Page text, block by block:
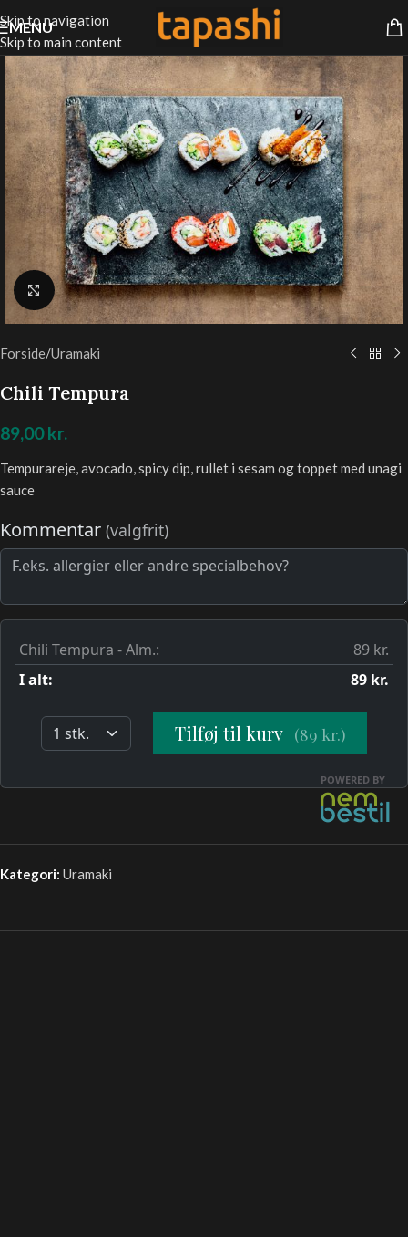
Skip to navigation
Skip to main content
MENU
Klik for at forstørre
Forside/Uramaki
Chili Tempura
89,00kr.
Tempurareje, avocado, spicy dip, rullet i sesam og toppet med unagi
sauce
Kategori: Uramaki